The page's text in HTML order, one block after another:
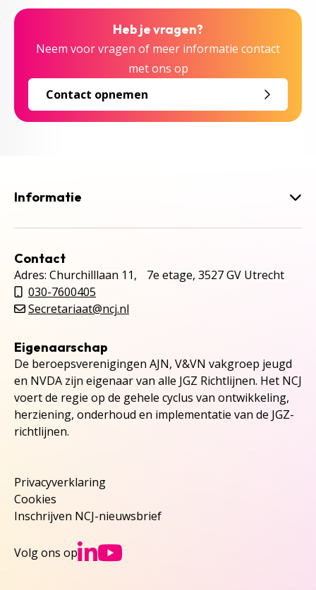
Heb je vragen?
Neem voor vragen of meer informatie contact
met ons op
Contact opnemen
Informatie
Contact
Adres: Churchilllaan 11, 7e etage, 3527 GV Utrecht
030-7600405
Secretariaat@ncj.nl
Eigenaarschap
De beroepsverenigingen AJN, V&VN vakgroep jeugd
en NVDA zijn eigenaar van alle JGZ Richtlijnen. Het NCJ
voert de regie op de gehele cyclus van ontwikkeling,
herziening, onderhoud en implementatie van de JGZ-
richtlijnen.
Privacyverklaring
Cookies
Inschrijven NCJ-nieuwsbrief
Volg ons op Ga naar NCJs